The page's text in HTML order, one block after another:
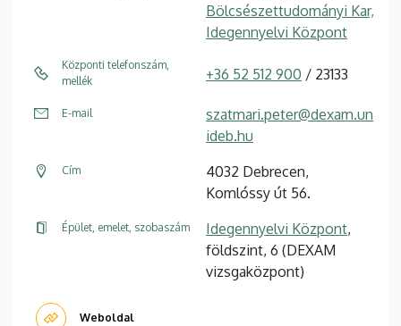
Bölcsészettudományi Kar,
Idegennyelvi Központ
Központi telefonszám,
mellék
+36 52 512 900 / 23133
E-mail
szatmari.peter@dexam.un
ideb.hu
Cím
4032 Debrecen,
Komlóssy út 56.
Épület, emelet, szobaszám Idegennyelvi Központ,
földszint, 6 (DEXAM
vizsgaközpont)
Weboldal